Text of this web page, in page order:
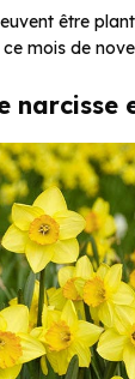
être
mois de
narcisse